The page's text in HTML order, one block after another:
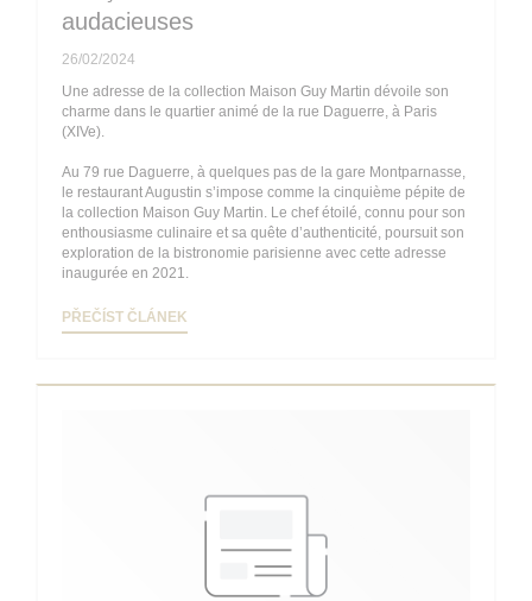
audacieuses
26/02/2024
Une adresse de la collection Maison Guy Martin dévoile son
charme dans le quartier animé de la rue Daguerre, à Paris
(XIVe).
Au 79 rue Daguerre, à quelques pas de la gare Montparnasse,
le restaurant Augustin s’impose comme la cinquième pépite de
la collection Maison Guy Martin. Le chef étoilé, connu pour son
enthousiasme culinaire et sa quête d’authenticité, poursuit son
exploration de la bistronomie parisienne avec cette adresse
inaugurée en 2021.
PŘEČÍST ČLÁNEK